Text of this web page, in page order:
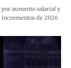
aumento salarial y
incrementos de 2026